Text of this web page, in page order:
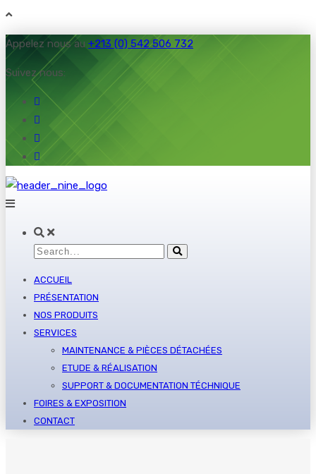
Appelez nous au +213 (0) 542 506 732
Suivez nous:
ACCUEIL
PRÉSENTATION
NOS PRODUITS
SERVICES
MAINTENANCE & PIÈCES DÉTACHÉES
ETUDE & RÉALISATION
SUPPORT & DOCUMENTATION TÉCHNIQUE
FOIRES & EXPOSITION
CONTACT